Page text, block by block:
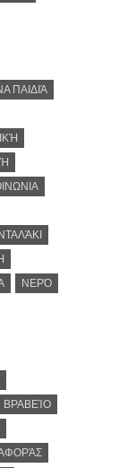
ΠΑΙΔΙΆ
ΝΕΡΌ
ΒΡΑΒΕΊΟ